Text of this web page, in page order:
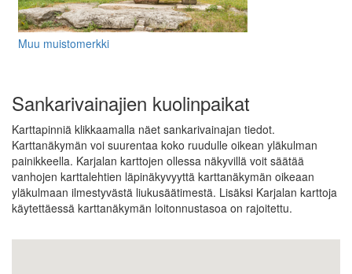
Muu muistomerkki
Sankarivainajien kuolinpaikat
Karttapinniä klikkaamalla näet sankarivainajan tiedot.
Karttanäkymän voi suurentaa koko ruudulle oikean yläkulman
painikkeella. Karjalan karttojen ollessa näkyvillä voit säätää
vanhojen karttalehtien läpinäkyvyyttä karttanäkymän oikeaan
yläkulmaan ilmestyvästä liukusäätimestä. Lisäksi Karjalan karttoja
käytettäessä karttanäkymän loitonnustasoa on rajoitettu.